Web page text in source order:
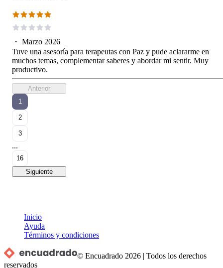
・ Marzo 2026
Tuve una asesoría para terapeutas con Paz y pude aclararme en
muchos temas, complementar saberes y abordar mi sentir. Muy
productivo.
Anterior
1
2
3
...
16
Siguiente
Inicio
Ayuda
Términos y condiciones
© Encuadrado 2026 |Todos los derechos
reservados